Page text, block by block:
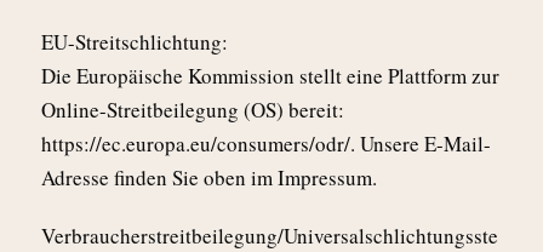
EU-Streitschlichtung:
Die Europäische Kommission stellt eine Plattform zur
Online-Streitbeilegung (OS) bereit:
https://ec.europa.eu/consumers/odr/. Unsere E-Mail-
Adresse finden Sie oben im Impressum.
Verbraucherstreitbeilegung/Universalschlichtungsste